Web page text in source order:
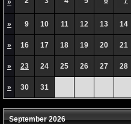
»
» 9 10 11 12 13 14
» 16 17 18 19 20 21
» 23 24 25 26 27 28
» 30 31
September 2026